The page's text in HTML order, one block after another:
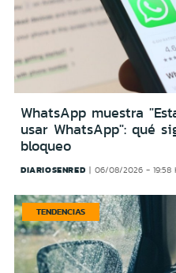
WhatsApp muestra
usar WhatsApp": qué
bloqueo
DIARIOSENRED 06/08/2026 - 19:58
TENDENCIAS